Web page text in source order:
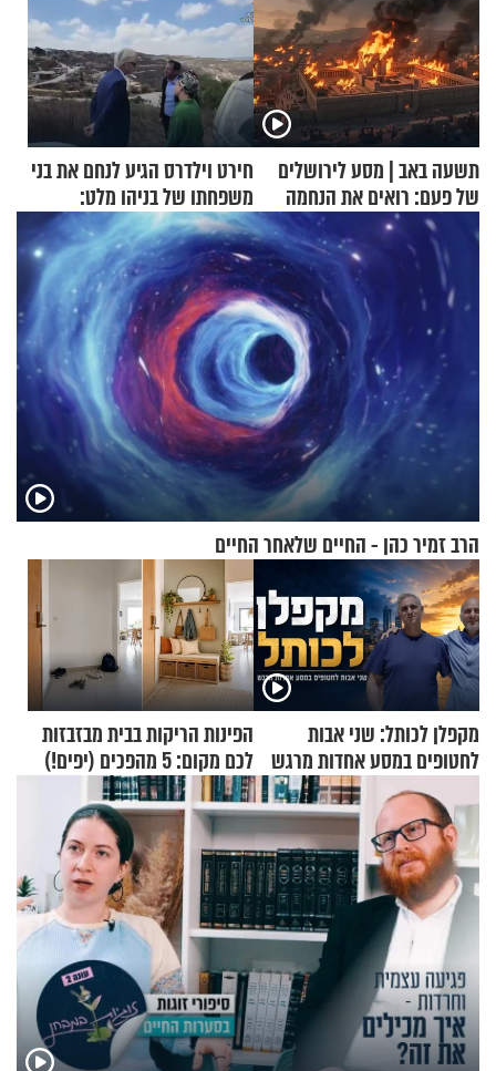
תשעה באב | מסע לירושלים
של פעם: רואים את הנחמה
חירט וילדרס הגיע לנחם את בני
משפחתו של בניהו מלט:
"מיליונים באירופה תומכים
בכם"
הרב זמיר כהן - החיים שלאחר החיים
מקפלן לכותל: שני אבות
לחטופים במסע אחדות מרגש
הפינות הריקות בבית מבזבזות
לכם מקום: 5 מהפכים (יפים!)
שאפשר לעשות כבר היום